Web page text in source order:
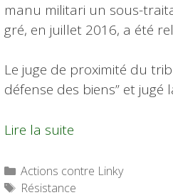
manu militari un sous-
gré, en juillet 2016, a été
Le juge de proximité du
défense des biens” et
Lire la suite
Catégories
Actions contre Linky
Étiquettes
Résistance